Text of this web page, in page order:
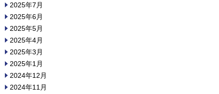
2025年7月
2025年6月
2025年5月
2025年4月
2025年3月
2025年1月
2024年12月
2024年11月